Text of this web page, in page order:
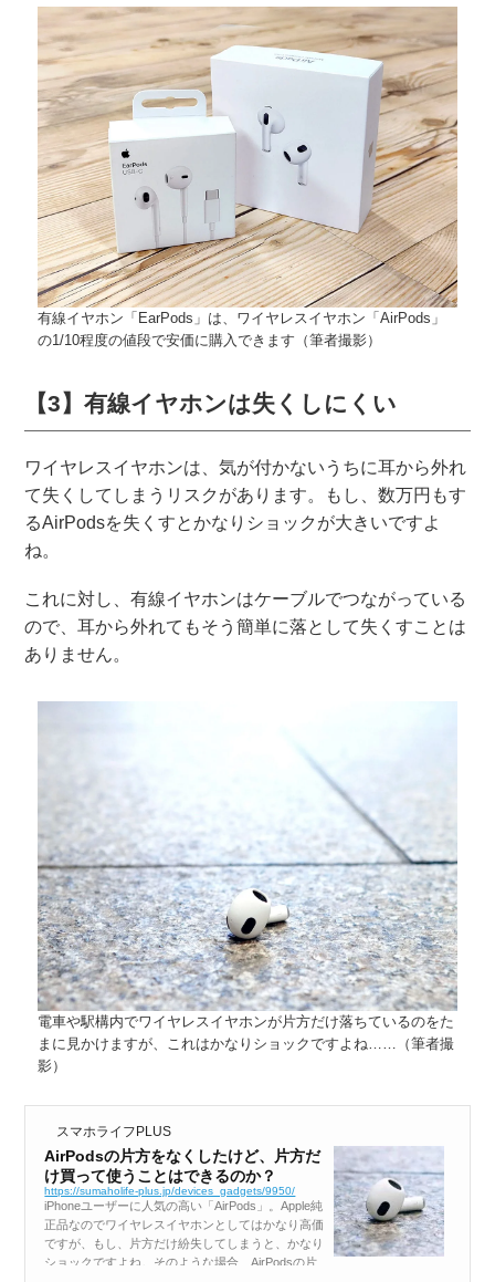
有線イヤホン「EarPods」は、ワイヤレスイヤホン「AirPods」
の1/10程度の値段で安価に購入できます（筆者撮影）
【3】有線イヤホンは失くしにくい
ワイヤレスイヤホンは、気が付かないうちに耳から外れ
て失くしてしまうリスクがあります。もし、数万円もす
るAirPodsを失くすとかなりショックが大きいですよ
ね。
これに対し、有線イヤホンはケーブルでつながっている
ので、耳から外れてもそう簡単に落として失くすことは
ありません。
電車や駅構内でワイヤレスイヤホンが片方だけ落ちているのをた
まに見かけますが、これはかなりショックですよね……（筆者撮
影）
スマホライフPLUS
AirPodsの片方をなくしたけど、片方だ
け買って使うことはできるのか？
https://sumaholife-plus.jp/devices_gadgets/9950/
iPhoneユーザーに人気の高い「AirPods」。Apple純
正品なのでワイヤレスイヤホンとしてはかなり高価
ですが、もし、片方だけ紛失してしまうと、かなり
ショックですよね。そのような場合、AirPodsの片